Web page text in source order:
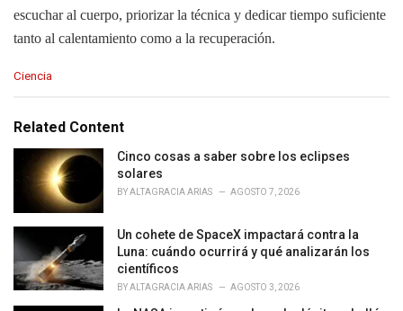
escuchar al cuerpo, priorizar la técnica y dedicar tiempo suficiente
tanto al calentamiento como a la recuperación.
C
e
i
:
Ciencia
Related Content
Cinco cosas a saber sobre los eclipses
solares
BYALTAGRACIA ARIAS AGOSTO 7, 2026
Un cohete de SpaceX impactará contra la
Luna: cuándo ocurrirá y qué analizarán los
científicos
BYALTAGRACIA ARIAS AGOSTO 3, 2026